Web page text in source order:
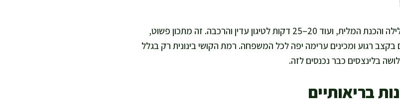
אני מקדישה בערך 15 דקות לערבוב הבלילה והכנת המלית, ועוד 20–25 דקות לטיגון עדין והרכבה. זה מתכון פשוט,
בקצב רגוע ומכינים ערימה יפה לכל המשפחה. רמת הקושי בינונית רק בגלל
בלינצסים כבר נכנסים לזה.
בריאותיים